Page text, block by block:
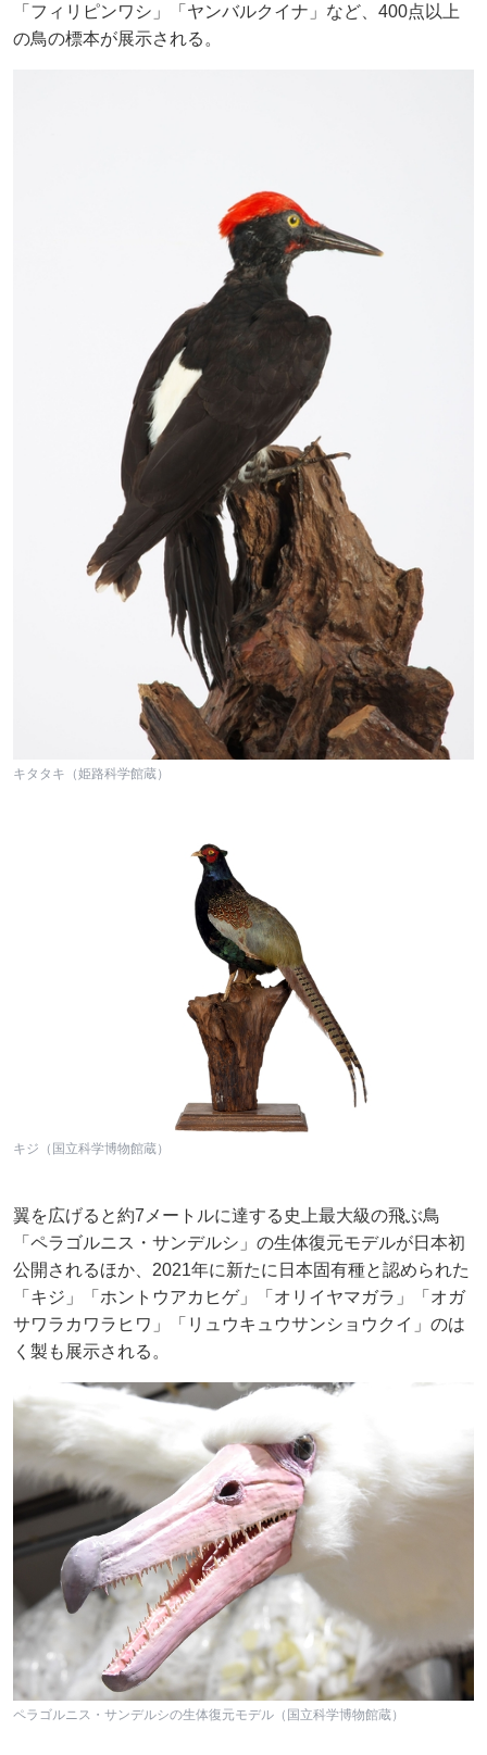
「フィリピンワシ」「ヤンバルクイナ」など、400点以上
の鳥の標本が展示される。
キタタキ（姫路科学館蔵）
キジ（国立科学博物館蔵）
翼を広げると約7メートルに達する史上最大級の飛ぶ鳥
「ペラゴルニス・サンデルシ」の生体復元モデルが日本初
公開されるほか、2021年に新たに日本固有種と認められた
「キジ」「ホントウアカヒゲ」「オリイヤマガラ」「オガ
サワラカワラヒワ」「リュウキュウサンショウクイ」のは
く製も展示される。
ペラゴルニス・サンデルシの生体復元モデル（国立科学博物館蔵）